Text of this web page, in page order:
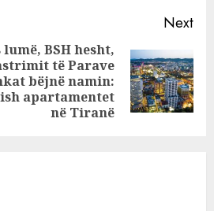
Next
BSH hesht,
të Parave
bëjnë namin:
apartamentet
në Tiranë